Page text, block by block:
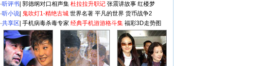
·听评书 郭德纲对口相声集 杜拉拉升职记 张震讲故事 红楼梦
·听小说 鬼吹灯1-精绝古城 世界名著 平凡的世界 货币战争2
·共享区 手机病毒杀毒专家 经典手机游游格斗集 福彩3D走势图